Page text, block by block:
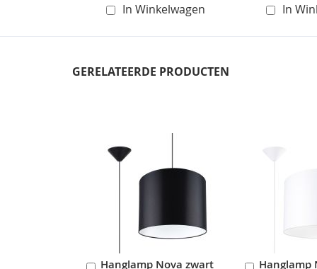
In Winkelwagen In
GERELATEERDE PRODUCTEN
Hanglamp Nova zwart
In
Hanglamp
In